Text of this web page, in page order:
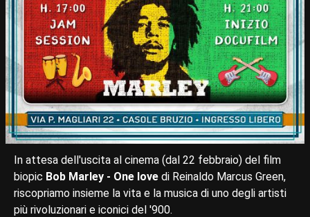
In attesa dell'uscita al cinema (dal 22 febbraio) del film
biopic Bob Marley - One love di Reinaldo Marcus Green,
riscopriamo insieme la vita e la musica di uno degli artisti
più rivoluzionari e iconici del '900.